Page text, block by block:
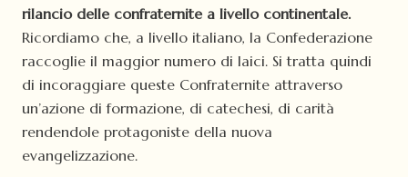
rilancio delle confraternite a livello continentale.
Ricordiamo che, a livello italiano, la Confederazione
raccoglie il maggior numero di laici. Si tratta quindi
di incoraggiare queste Confraternite attraverso
un’azione di formazione, di catechesi, di carità
rendendole protagoniste della nuova
evangelizzazione.